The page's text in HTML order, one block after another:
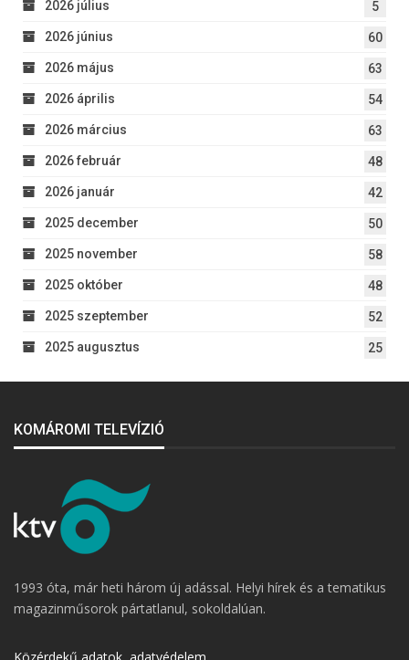
2026 július 5
2026 június 60
2026 május 63
2026 április 54
2026 március 63
2026 február 48
2026 január 42
2025 december 50
2025 november 58
2025 október 48
2025 szeptember 52
2025 augusztus 25
KOMÁROMI TELEVÍZIÓ
1993 óta, már heti három új adással. Helyi hírek és a tematikus
magazinműsorok pártatlanul, sokoldalúan.